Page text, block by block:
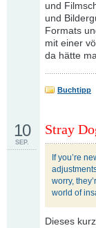
und
und
Formats
mit einer
da hätte
Buchtipp
Stray
10
SEP.
If you’re
worry,
world of
Dieses